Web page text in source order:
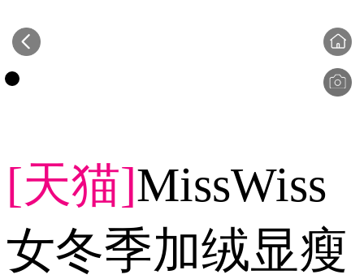
[天猫]MissWiss
女冬季加绒显瘦